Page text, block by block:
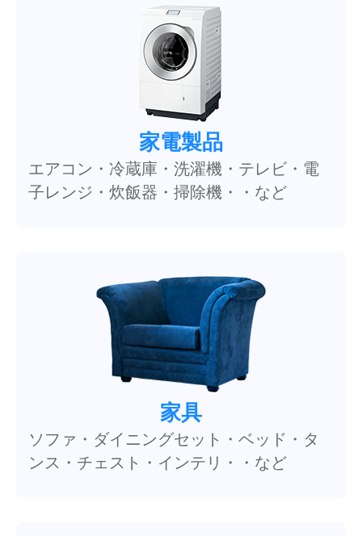
家電製品
エアコン・冷蔵庫・洗濯機・テレビ・電
子レンジ・炊飯器・掃除機・・など
家具
ソファ・ダイニングセット・ベッド・タ
ンス・チェスト・インテリ・・など